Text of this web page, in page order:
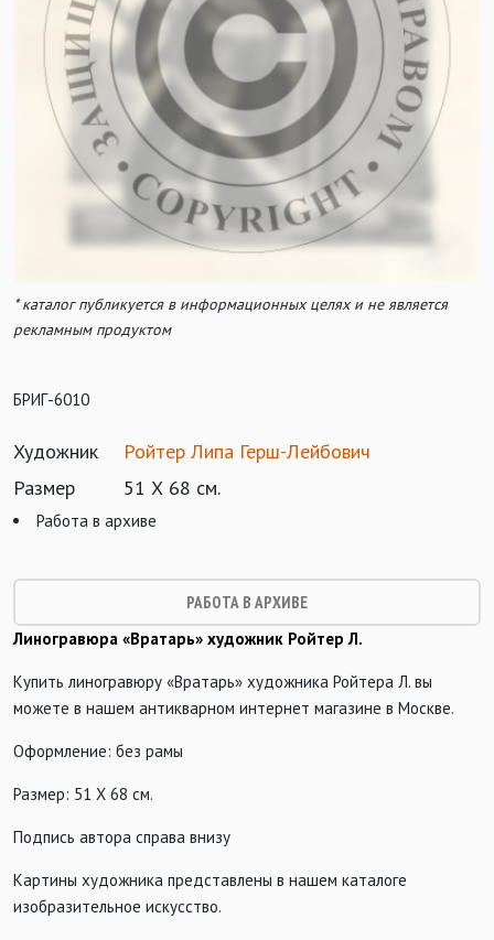
* каталог публикуется в информационных целях и не является
рекламным продуктом
БРИГ-6010
Художник
Ройтер Липа Герш-Лейбович
Размер
51 Х 68 см.
Работа в архиве
РАБОТА В АРХИВЕ
Линогравюра «Вратарь» художник Ройтер Л.
Купить линогравюру «Вратарь» художника Ройтера Л. вы
можете в нашем антикварном интернет магазине в Москве.
Оформление: без рамы
Размер: 51 Х 68 см.
Подпись автора справа внизу
Картины художника представлены в нашем каталоге
изобразительное искусство.